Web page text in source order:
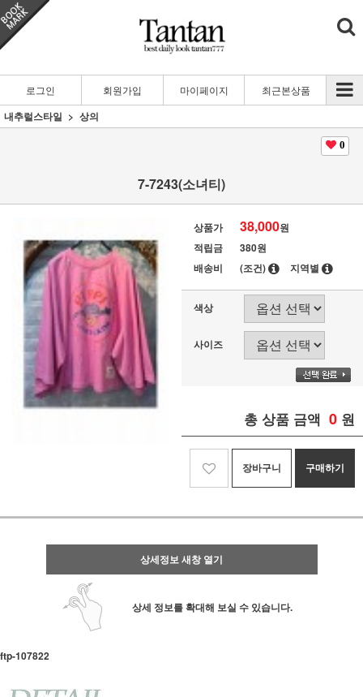
로그인 회원가입 마이페이지 최근본상품
내추럴스타일 상의
0
7-7243(소녀티)
상품가 38,000원
적립금
380원
배송비
(조건) 지역별
색상
사이즈
총 상품 금액 0 원
장바구니 구매하기
상세정보 새창 열기
상세 정보를 확대해 보실 수 있습니다.
ftp- 107822